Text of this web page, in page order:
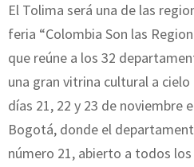
El Tolima será una de las
feria “Colombia Son las
que reúne a los 32
una gran vitrina cultural a
días 21, 22 y 23 de noviembre
Bogotá, donde el
número 21, abierto a todos